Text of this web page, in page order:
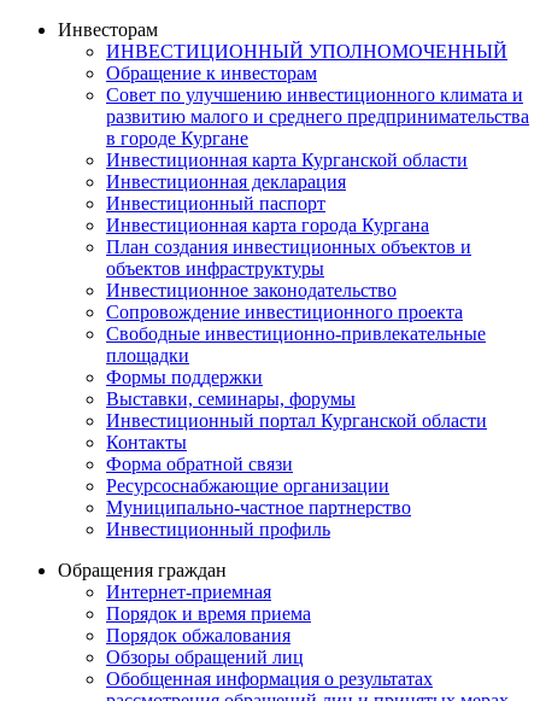
Инвесторам
ИНВЕСТИЦИОННЫЙ УПОЛНОМОЧЕННЫЙ
Обращение к инвесторам
Совет по улучшению инвестиционного климата и
развитию малого и среднего предпринимательства
в городе Кургане
Инвестиционная карта Курганской области
Инвестиционная декларация
Инвестиционный паспорт
Инвестиционная карта города Кургана
План создания инвестиционных объектов и
объектов инфраструктуры
Инвестиционное законодательство
Сопровождение инвестиционного проекта
Свободные инвестиционно-привлекательные
площадки
Формы поддержки
Выставки, семинары, форумы
Инвестиционный портал Курганской области
Контакты
Форма обратной связи
Ресурсоснабжающие организации
Муниципально-частное партнерство
Инвестиционный профиль
Обращения граждан
Интернет-приемная
Порядок и время приема
Порядок обжалования
Обзоры обращений лиц
Обобщенная информация о результатах